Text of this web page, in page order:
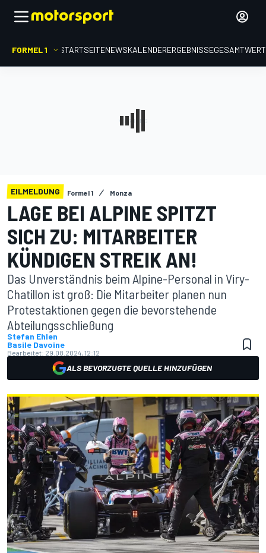
FORMEL 1 STARTSEITENEWSKALENDERERGEBNISSE
EILMELDUNG Formel 1 Monza
LAGE BEI ALPINE SPITZT
SICH ZU: MITARBEITER
KÜNDIGEN STREIK AN!
Das Unverständnis beim Alpine-Personal in Viry-
Chatillon ist groß: Die Mitarbeiter planen nun
Protestaktionen gegen die bevorstehende
Abteilungsschließung
Stefan Ehlen
Basile Davoine
Bearbeitet: 29.08.2024, 12:12
ALS BEVORZUGTE QUELLE HINZUFÜGEN